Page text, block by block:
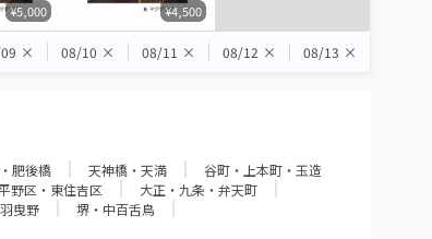
¥5,000 ¥4,500
× 08/10 × 08/11 × 08/12 × 08/13 ×
肥後橋 天神橋・天満
谷町・上本町・玉造
野区・東住吉区
大正・九条・弁天町
曳野
堺・中百舌鳥